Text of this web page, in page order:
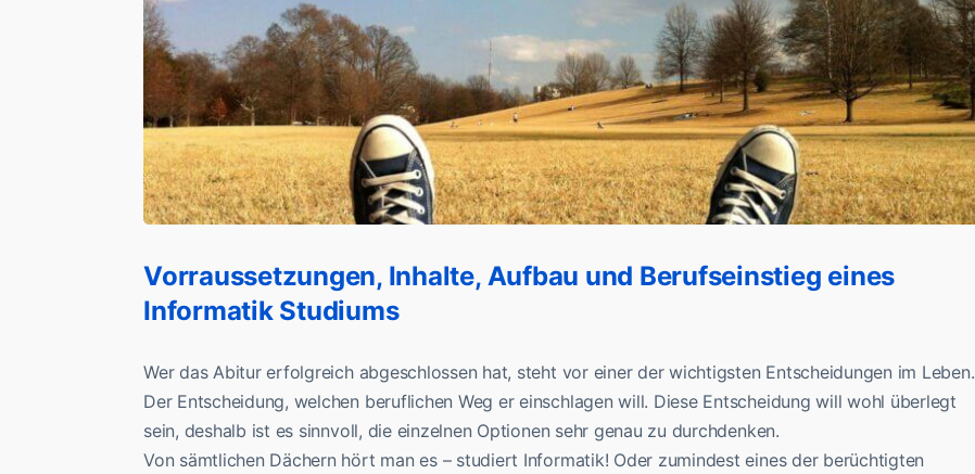
Vorraussetzungen, Inhalte, Aufbau und Berufseinstieg eines
Informatik Studiums
Wer das Abitur erfolgreich abgeschlossen hat, steht vor einer der wichtigsten Entscheidungen im Leben.
Der Entscheidung, welchen beruflichen Weg er einschlagen will. Diese Entscheidung will wohl überlegt
sein, deshalb ist es sinnvoll, die einzelnen Optionen sehr genau zu durchdenken.
Von sämtlichen Dächern hört man es – studiert Informatik! Oder zumindest eines der berüchtigten